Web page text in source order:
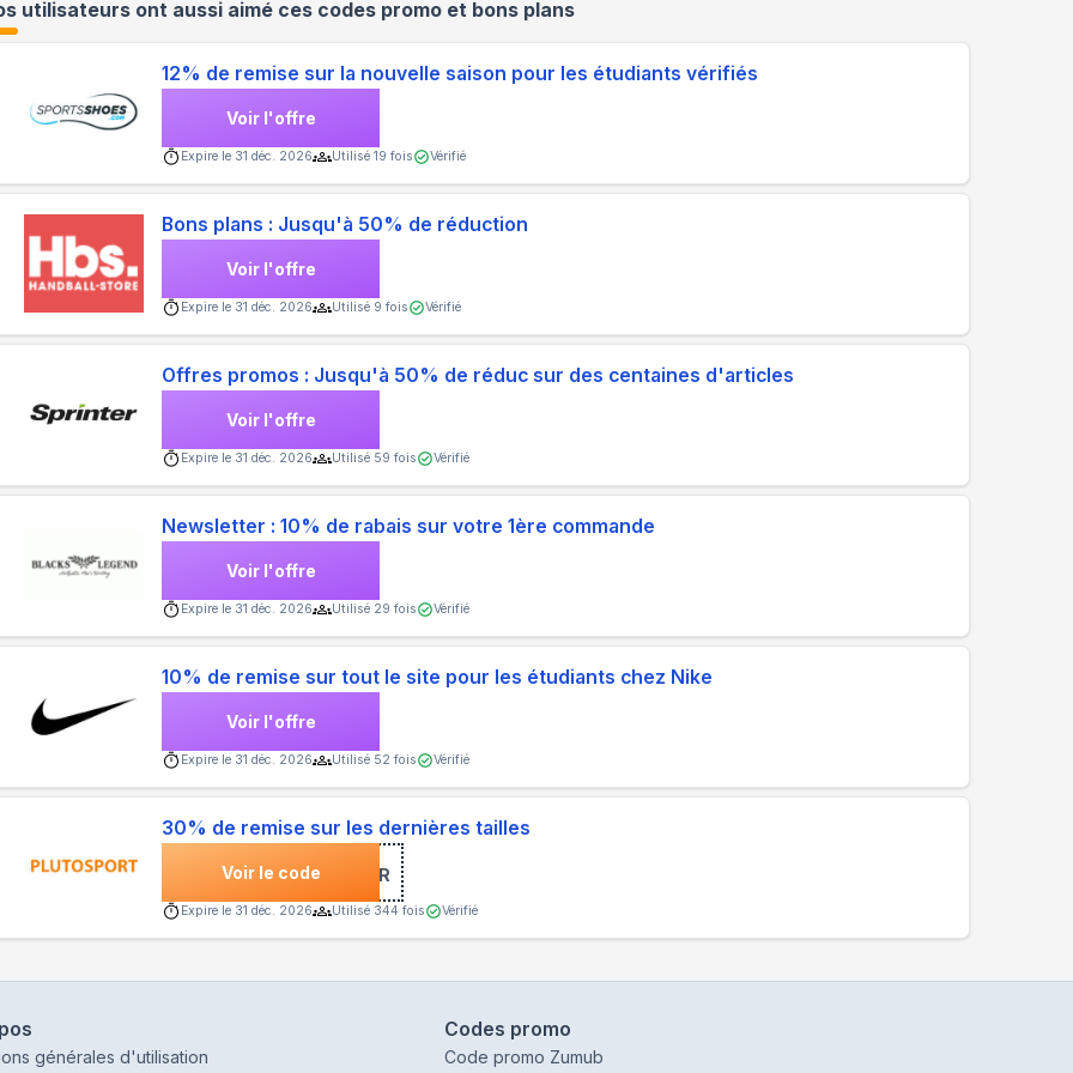
utilisateurs ont aussi aimé ces codes promo et bons plans
12% de remise sur la nouvelle saison pour les étudiants vérifiés
Voir l'offre
Expire le 31 déc. 2026 Utilisé19 fois Vérifié
Bons plans : Jusqu'à 50% de réduction
Voir l'offre
Expire le 31 déc. 2026 Utilisé 9 fois Vérifié
Offres promos : Jusqu'à 50% de réduc sur des centaines d'articles
Voir l'offre
Expire le 31 déc. 2026 Utilisé 59 fois Vérifié
Newsletter : 10% de rabais sur votre 1ère commande
Voir l'offre
Expire le 31 déc. 2026 Utilisé 29 fois Vérifié
10% de remise sur tout le site pour les étudiants chez Nike
Voir l'offre
Expire le 31 déc. 2026 Utilisé 52 fois Vérifié
30% de remise sur les dernières tailles
Voir le code***P22FR
Expire le 31 déc. 2026 Utilisé 344 fois Vérifié
générales d'utilisation
Codes promo
Code promo Zumub